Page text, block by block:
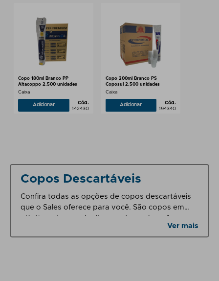
Copo 180ml Branco PP
Altacoppo 2.500 unidades
Caixa
Adicionar
Cód.
142430
Copo 200ml Branco PS
Coposul 2.500 unidades
Caixa
Adicionar
Cód.
194340
Copos Descartáveis
Confira todas as opções de copos descartáveis
que o Sales oferece para você. São copos em
plástico e isopor de diversos tamanhos. Acesse e
Ver mais